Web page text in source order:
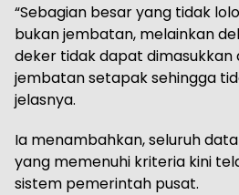
“Sebagian besar yang tidak
bukan jembatan, melainkan
deker tidak dapat
jembatan setapak sehingga
jelasnya.
Ia menambahkan, seluruh
yang memenuhi kriteria kini
sistem pemerintah pusat.